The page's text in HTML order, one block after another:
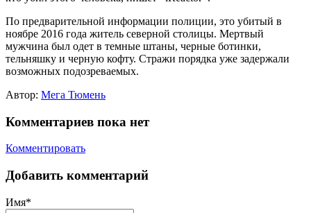
По предварительной информации полиции, это убитый в
ноябре 2016 года житель северной столицы. Мертвый
мужчина был одет в темные штаны, черные ботинки,
тельняшку и черную кофту. Стражи порядка уже задержали
возможных подозреваемых.
Автор: Мега Тюмень
Комментариев пока нет
Комментировать
Добавить комментарий
Имя*